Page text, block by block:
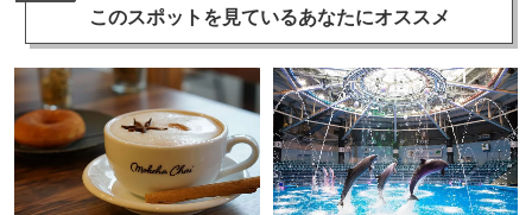
このスポットを見ているあなたにオススメ